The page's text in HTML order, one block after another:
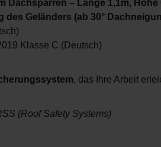
– Länge 1,1m, Höhe
Geländers (ab 30°
Klasse C (Deutsch)
, das Ihre Arbeit
(Roof Safety Systems)